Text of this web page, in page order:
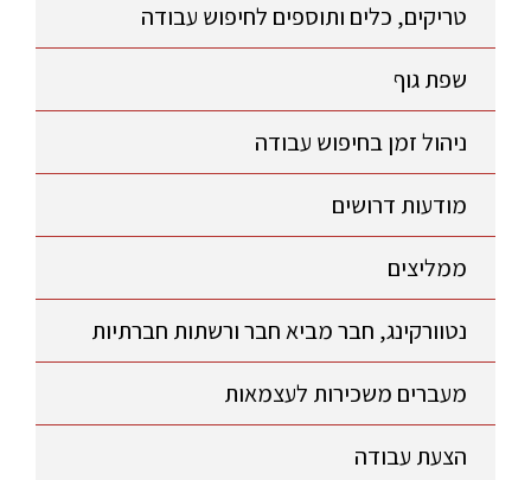
טריקים, כלים ותוספים לחיפוש עבודה
שפת גוף
ניהול זמן בחיפוש עבודה
מודעות דרושים
ממליצים
נטוורקינג, חבר מביא חבר ורשתות חברתיות
מעברים משכירות לעצמאות
הצעת עבודה